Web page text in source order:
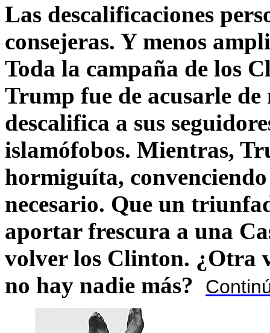
Las descalificaciones
consejeras. Y menos
Toda la campaña de los
Trump fue de acusarle
descalifica a sus
islamófobos. Mientras,
hormiguíta,
necesario. Que un
aportar frescura a una
volver los Clinton. ¿Otra
no hay nadie más?